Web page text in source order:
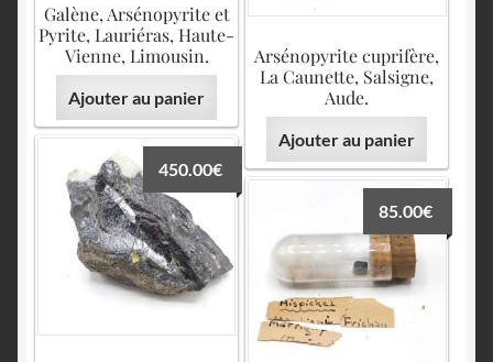
Galène, Arsénopyrite et
Pyrite, Lauriéras, Haute-
Vienne, Limousin.
Ajouter au panier
Arsénopyrite cuprifère,
La Caunette, Salsigne,
Aude.
Ajouter au panier
450.00€
85.00€